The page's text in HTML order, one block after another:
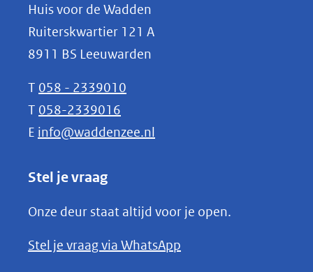
(verwijst
naar
een
andere
website)
Huis voor de Wadden
Ruiterskwartier 121 A
8911 BS Leeuwarden
T 058 - 2339010
T 058-2339016
E info@waddenzee.nl
Stel je vraag
Onze deur staat altijd voor je open.
Stel je vraag via WhatsApp